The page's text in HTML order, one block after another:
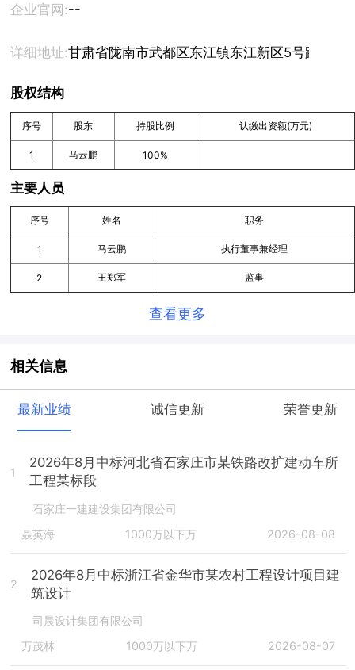
企业官网:--
详细地址:甘肃省陇南市武都区东江镇东江新区5号路15区
股权结构
序号 股东 持股比例 认缴出资额(万元)
1 马云鹏 100%
主要人员
序号 姓名 职务
1 马云鹏 执行董事兼经理
2 王郑军 监事
查看更多
相关信息
最新业绩 诚信更新 荣誉更新
1
2026年8月中标河北省石家庄市某铁路改扩建动车所
工程某标段
石家庄一建建设集团有限公司
聂英海
1000万以下万 2026-08-08
2
2026年8月中标浙江省金华市某农村工程设计项目建
筑设计
司晨设计集团有限公司
万茂林
1000万以下万 2026-08-07